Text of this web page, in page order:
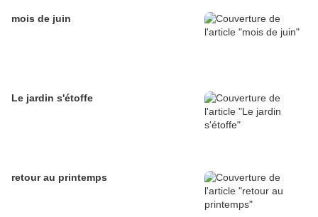
mois de juin
Le jardin s'étoffe
retour au printemps